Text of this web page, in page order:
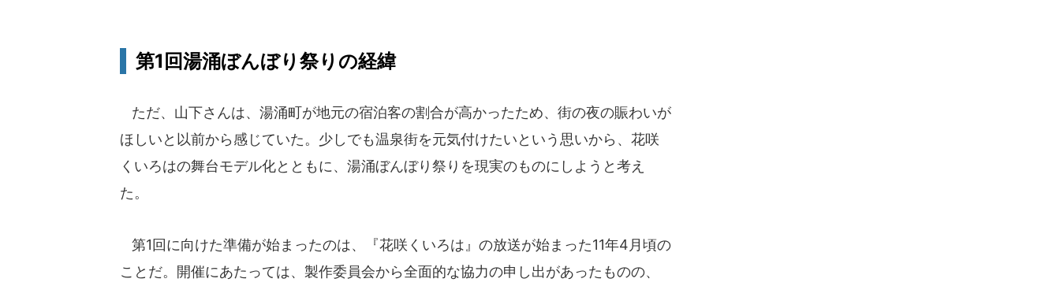
第1回湯涌ぼんぼり祭りの経緯
ただ、山下さんは、湯涌町が地元の宿泊客の割合が高かったため、街の夜の賑わいが
ほしいと以前から感じていた。少しでも温泉街を元気付けたいという思いから、花咲
くいろはの舞台モデル化とともに、湯涌ぼんぼり祭りを現実のものにしようと考え
た。
第1回に向けた準備が始まったのは、『花咲くいろは』の放送が始まった11年4月頃の
ことだ。開催にあたっては、製作委員会から全面的な協力の申し出があったものの、